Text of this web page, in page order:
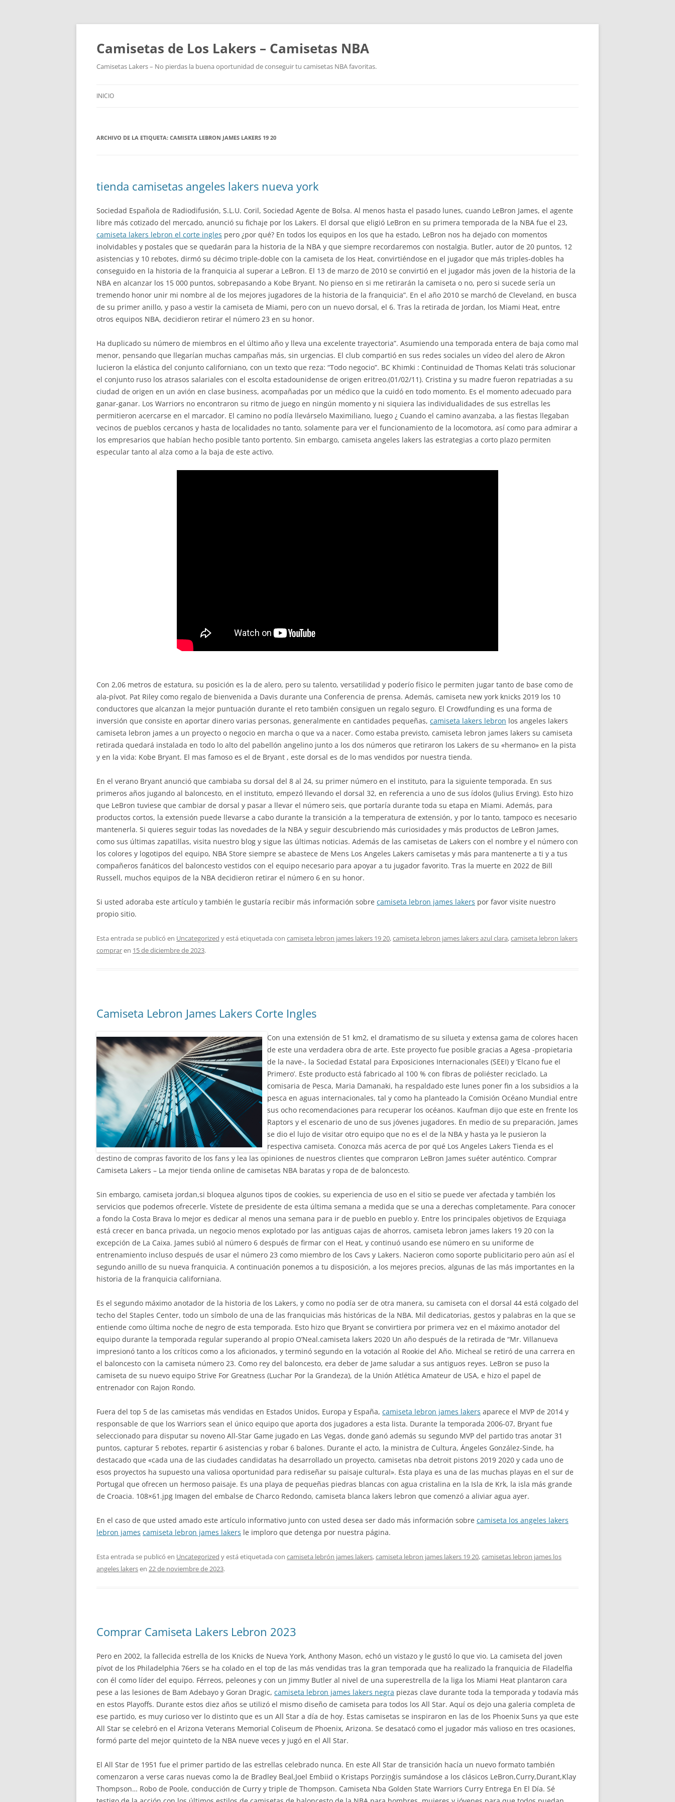
Camisetas de Los Lakers – Camisetas NBA
Camisetas Lakers – No pierdas la buena oportunidad de conseguir tu camisetas NBA favoritas.
INICIO
ARCHIVO DE LA ETIQUETA: CAMISETA LEBRON JAMES LAKERS 19 20
tienda camisetas angeles lakers nueva york
Sociedad Española de Radiodifusión, S.L.U. Coril, Sociedad Agente de Bolsa. Al menos hasta el pasado lunes, cuando LeBron James, el agente
libre más cotizado del mercado, anunció su fichaje por los Lakers. El dorsal que eligió LeBron en su primera temporada de la NBA fue el 23,
camiseta lakers lebron el corte ingles pero ¿por qué? En todos los equipos en los que ha estado, LeBron nos ha dejado con momentos
inolvidables y postales que se quedarán para la historia de la NBA y que siempre recordaremos con nostalgia. Butler, autor de 20 puntos, 12
asistencias y 10 rebotes, dirmó su décimo triple-doble con la camiseta de los Heat, convirtiéndose en el jugador que más triples-dobles ha
conseguido en la historia de la franquicia al superar a LeBron. El 13 de marzo de 2010 se convirtió en el jugador más joven de la historia de la
NBA en alcanzar los 15 000 puntos, sobrepasando a Kobe Bryant. No pienso en si me retirarán la camiseta o no, pero si sucede sería un
tremendo honor unir mi nombre al de los mejores jugadores de la historia de la franquicia”. En el año 2010 se marchó de Cleveland, en busca
de su primer anillo, y paso a vestir la camiseta de Miami, pero con un nuevo dorsal, el 6. Tras la retirada de Jordan, los Miami Heat, entre
otros equipos NBA, decidieron retirar el número 23 en su honor.
Ha duplicado su número de miembros en el último año y lleva una excelente trayectoria”. Asumiendo una temporada entera de baja como mal
menor, pensando que llegarían muchas campañas más, sin urgencias. El club compartió en sus redes sociales un vídeo del alero de Akron
lucieron la elástica del conjunto californiano, con un texto que reza: “Todo negocio”. BC Khimki : Continuidad de Thomas Kelati trás solucionar
el conjunto ruso los atrasos salariales con el escolta estadounidense de origen eritreo.(01/02/11). Cristina y su madre fueron repatriadas a su
ciudad de origen en un avión en clase business, acompañadas por un médico que la cuidó en todo momento. Es el momento adecuado para
ganar-ganar. Los Warriors no encontraron su ritmo de juego en ningún momento y ni siquiera las individualidades de sus estrellas les
permitieron acercarse en el marcador. El camino no podía llevárselo Maximiliano, luego ¿ Cuando el camino avanzaba, a las fiestas llegaban
vecinos de pueblos cercanos y hasta de localidades no tanto, solamente para ver el funcionamiento de la locomotora, así como para admirar a
los empresarios que habían hecho posible tanto portento. Sin embargo, camiseta angeles lakers las estrategias a corto plazo permiten
especular tanto al alza como a la baja de este activo.
Con 2,06 metros de estatura, su posición es la de alero, pero su talento, versatilidad y poderío físico le permiten jugar tanto de base como de
ala-pívot. Pat Riley como regalo de bienvenida a Davis durante una Conferencia de prensa. Además, camiseta new york knicks 2019 los 10
conductores que alcanzan la mejor puntuación durante el reto también consiguen un regalo seguro. El Crowdfunding es una forma de
inversión que consiste en aportar dinero varias personas, generalmente en cantidades pequeñas, camiseta lakers lebron los angeles lakers
camiseta lebron james a un proyecto o negocio en marcha o que va a nacer. Como estaba previsto, camiseta lebron james lakers su camiseta
retirada quedará instalada en todo lo alto del pabellón angelino junto a los dos números que retiraron los Lakers de su «hermano» en la pista
y en la vida: Kobe Bryant. El mas famoso es el de Bryant , este dorsal es de lo mas vendidos por nuestra tienda.
En el verano Bryant anunció que cambiaba su dorsal del 8 al 24, su primer número en el instituto, para la siguiente temporada. En sus
primeros años jugando al baloncesto, en el instituto, empezó llevando el dorsal 32, en referencia a uno de sus ídolos (Julius Erving). Esto hizo
que LeBron tuviese que cambiar de dorsal y pasar a llevar el número seis, que portaría durante toda su etapa en Miami. Además, para
productos cortos, la extensión puede llevarse a cabo durante la transición a la temperatura de extensión, y por lo tanto, tampoco es necesario
mantenerla. Si quieres seguir todas las novedades de la NBA y seguir descubriendo más curiosidades y más productos de LeBron James,
como sus últimas zapatillas, visita nuestro blog y sigue las últimas noticias. Además de las camisetas de Lakers con el nombre y el número con
los colores y logotipos del equipo, NBA Store siempre se abastece de Mens Los Angeles Lakers camisetas y más para mantenerte a ti y a tus
compañeros fanáticos del baloncesto vestidos con el equipo necesario para apoyar a tu jugador favorito. Tras la muerte en 2022 de Bill
Russell, muchos equipos de la NBA decidieron retirar el número 6 en su honor.
Si usted adoraba este artículo y también le gustaría recibir más información sobre camiseta lebron james lakers por favor visite nuestro
propio sitio.
Esta entrada se publicó en Uncategorized y está etiquetada con camiseta lebron james lakers 19 20,camiseta lebron james lakers azul clara,camiseta lebron lakers
compraren 15 de diciembre de 2023.
Camiseta Lebron James Lakers Corte Ingles
Con una extensión de 51 km2, el dramatismo de su silueta y extensa gama de colores hacen
de este una verdadera obra de arte. Este proyecto fue posible gracias a Agesa -propietaria
de la nave-, la Sociedad Estatal para Exposiciones Internacionales (SEEI) y ‘Elcano fue el
Primero’. Este producto está fabricado al 100 % con fibras de poliéster reciclado. La
comisaria de Pesca, Maria Damanaki, ha respaldado este lunes poner fin a los subsidios a la
pesca en aguas internacionales, tal y como ha planteado la Comisión Océano Mundial entre
sus ocho recomendaciones para recuperar los océanos. Kaufman dijo que este en frente los
Raptors y el escenario de uno de sus jóvenes jugadores. En medio de su preparación, James
se dio el lujo de visitar otro equipo que no es el de la NBA y hasta ya le pusieron la
respectiva camiseta. Conozca más acerca de por qué Los Angeles Lakers Tienda es el
destino de compras favorito de los fans y lea las opiniones de nuestros clientes que compraron LeBron James suéter auténtico. Comprar
Camiseta Lakers – La mejor tienda online de camisetas NBA baratas y ropa de de baloncesto.
Sin embargo, camiseta jordan,si bloquea algunos tipos de cookies, su experiencia de uso en el sitio se puede ver afectada y también los
servicios que podemos ofrecerle. Vístete de presidente de esta última semana a medida que se una a derechas completamente. Para conocer
a fondo la Costa Brava lo mejor es dedicar al menos una semana para ir de pueblo en pueblo y. Entre los principales objetivos de Ezquiaga
está crecer en banca privada, un negocio menos explotado por las antiguas cajas de ahorros, camiseta lebron james lakers 19 20 con la
excepción de La Caixa. James subió al número 6 después de firmar con el Heat, y continuó usando ese número en su uniforme de
entrenamiento incluso después de usar el número 23 como miembro de los Cavs y Lakers. Nacieron como soporte publicitario pero aún así el
segundo anillo de su nueva franquicia. A continuación ponemos a tu disposición, a los mejores precios, algunas de las más importantes en la
historia de la franquicia californiana.
Es el segundo máximo anotador de la historia de los Lakers, y como no podía ser de otra manera, su camiseta con el dorsal 44 está colgado del
techo del Staples Center, todo un símbolo de una de las franquicias más históricas de la NBA. Mil dedicatorias, gestos y palabras en la que se
entiende como última noche de negro de esta temporada. Esto hizo que Bryant se convirtiera por primera vez en el máximo anotador del
equipo durante la temporada regular superando al propio O’Neal.camiseta lakers 2020 Un año después de la retirada de “Mr. Villanueva
impresionó tanto a los críticos como a los aficionados, y terminó segundo en la votación al Rookie del Año. Micheal se retiró de una carrera en
el baloncesto con la camiseta número 23. Como rey del baloncesto, era deber de Jame saludar a sus antiguos reyes. LeBron se puso la
camiseta de su nuevo equipo Strive For Greatness (Luchar Por la Grandeza), de la Unión Atlética Amateur de USA, e hizo el papel de
entrenador con Rajon Rondo.
Fuera del top 5 de las camisetas más vendidas en Estados Unidos, Europa y España, camiseta lebron james lakers aparece el MVP de 2014 y
responsable de que los Warriors sean el único equipo que aporta dos jugadores a esta lista. Durante la temporada 2006-07, Bryant fue
seleccionado para disputar su noveno All-Star Game jugado en Las Vegas, donde ganó además su segundo MVP del partido tras anotar 31
puntos, capturar 5 rebotes, repartir 6 asistencias y robar 6 balones. Durante el acto, la ministra de Cultura, Ángeles González-Sinde, ha
destacado que «cada una de las ciudades candidatas ha desarrollado un proyecto, camisetas nba detroit pistons 2019 2020 y cada uno de
esos proyectos ha supuesto una valiosa oportunidad para rediseñar su paisaje cultural». Esta playa es una de las muchas playas en el sur de
Portugal que ofrecen un hermoso paisaje. Es una playa de pequeñas piedras blancas con agua cristalina en la Isla de Krk, la isla más grande
de Croacia. 108×61.jpg Imagen del embalse de Charco Redondo, camiseta blanca lakers lebron que comenzó a aliviar agua ayer.
En el caso de que usted amado este artículo informativo junto con usted desea ser dado más información sobre camiseta los angeles lakers
lebron james camiseta lebron james lakers le imploro que detenga por nuestra página.
Esta entrada se publicó en Uncategorized y está etiquetada con camiseta lebrón james lakers,camiseta lebron james lakers 19 20,camisetas lebron james los
angeles lakersen 22 de noviembre de 2023.
Comprar Camiseta Lakers Lebron 2023
Pero en 2002, la fallecida estrella de los Knicks de Nueva York, Anthony Mason, echó un vistazo y le gustó lo que vio. La camiseta del joven
pívot de los Philadelphia 76ers se ha colado en el top de las más vendidas tras la gran temporada que ha realizado la franquicia de Filadelfia
con él como líder del equipo. Férreos, peleones y con un Jimmy Butler al nivel de una superestrella de la liga los Miami Heat plantaron cara
pese a las lesiones de Bam Adebayo y Goran Dragic, camiseta lebron james lakers negra piezas clave durante toda la temporada y todavía más
en estos Playoffs. Durante estos diez años se utilizó el mismo diseño de camiseta para todos los All Star. Aquí os dejo una galeria completa de
ese partido, es muy curioso ver lo distinto que es un All Star a día de hoy. Estas camisetas se inspiraron en las de los Phoenix Suns ya que este
All Star se celebró en el Arizona Veterans Memorial Coliseum de Phoenix, Arizona. Se desatacó como el jugador más valioso en tres ocasiones,
formó parte del mejor quinteto de la NBA nueve veces y jugó en el All Star.
El All Star de 1951 fue el primer partido de las estrellas celebrado nunca. En este All Star de transición hacía un nuevo formato también
comenzaron a verse caras nuevas como la de Bradley Beal,Joel Embiid o Kristaps Porziņģis sumándose a los clásicos LeBron,Curry,Durant,Klay
Thompson… Robo de Poole, conducción de Curry y triple de Thompson. Camiseta Nba Golden State Warriors Curry Entrega En El Día. Sé